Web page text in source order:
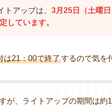
アップは、 3月25日（土曜
しています。
は21：00で終了するので気を
が、ライトアップの期間は約